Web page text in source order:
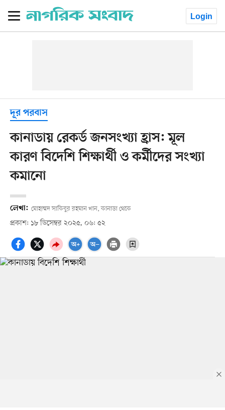
Login
দূর পরবাস
কানাডায় রেকর্ড জনসংখ্যা হ্রাস: মূল
কারণ বিদেশি শিক্ষার্থী ও কর্মীদের সংখ্যা
কমানো
লেখা: মোহাম্মদ সাকিবুর রহমান খান, কানাডা থেকে
প্রকাশ: ১৮ ডিসেম্বর ২০২৫, ০৬: ৫২